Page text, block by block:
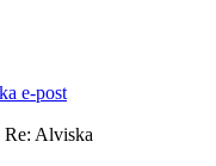
Re: Alviska